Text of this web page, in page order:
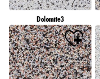
Dolomite3